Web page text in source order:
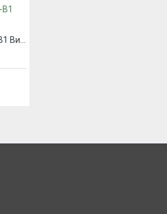
СНО49-26/44х36В-6-В1 Вилка приборная